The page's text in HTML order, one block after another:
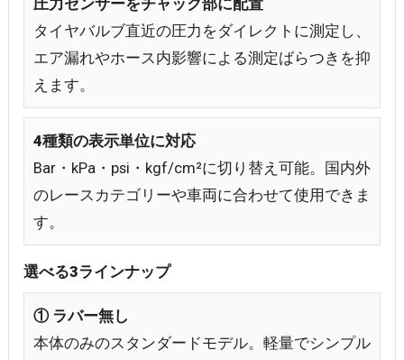
圧力センサーをチャック部に配置
タイヤバルブ直近の圧力をダイレクトに測定し、
エア漏れやホース内影響による測定ばらつきを抑
えます。
4種類の表示単位に対応
Bar・kPa・psi・kgf/cm²に切り替え可能。国内外
のレースカテゴリーや車両に合わせて使用できま
す。
選べる3ラインナップ
① ラバー無し
本体のみのスタンダードモデル。軽量でシンプル